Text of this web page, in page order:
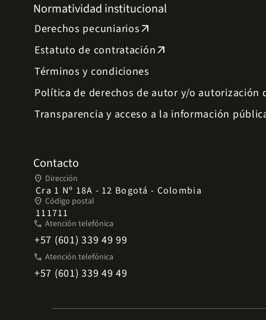
Normatividad institucional
Derechos pecuniariosarrow_outward
Estatuto de contrataciónarrow_outward
Términos y condiciones
Política de derechos de autor y/o autorización
Transparencia y acceso a la información
Contacto
place Dirección
Cra 1 Nº 18A - 12 Bogotá - Colombia
place Código postal
111711
phone Atención telefónica
+57 (601) 339 49 99
phone Atención telefónica
+57 (601) 339 49 49